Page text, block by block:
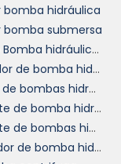
ideal deve
a vazão
bombeado e
do local de
o custo total
e
cruciais na
sem
bomba hidráulica
bomba submersa
Cotação Bomba hidráulica de pistão
Distribuidor de bomba hidráulica hidrodinâmica
Empresa de bombas hidráulica para empilhadeira SP
Fabricante de bomba hidráulica Rexroth
Fabricante de bombas hidráulicas bosch
Fornecedor de bomba hidráulica trator